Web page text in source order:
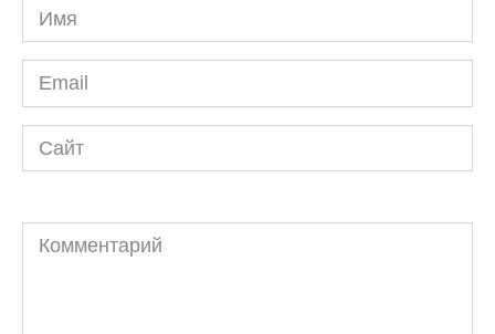
Имя
*
Email
*
Сайт
Комментарий